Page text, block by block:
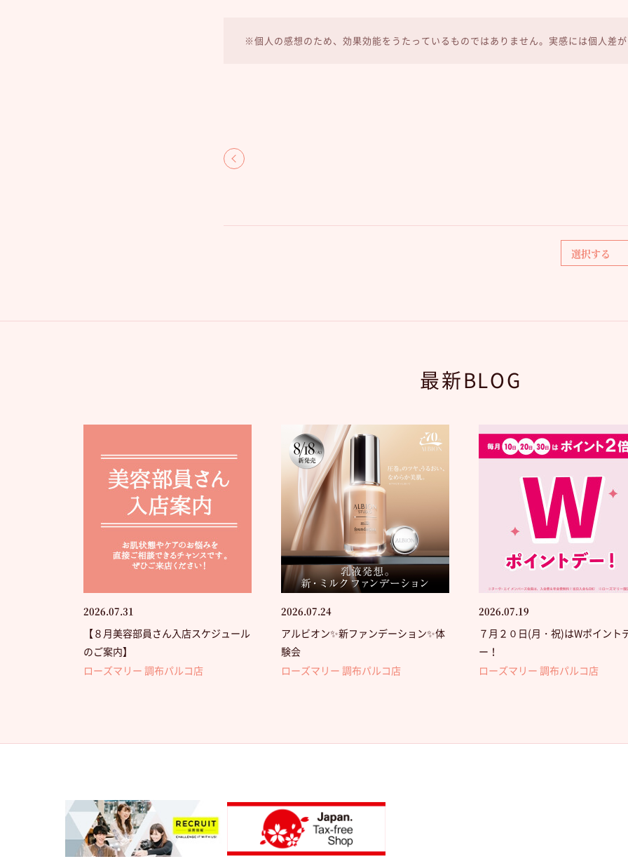
※個人の感想のため、効果効能をうたっているものではありません。実感には個人差が
最新BLOG
2026.07.31
【８月美容部員さん入店スケジュール
のご案内】
ローズマリー 調布パルコ店
2026.07.24
アルビオン✨新ファンデーション✨体
験会
ローズマリー 調布パルコ店
2026.07.19
７月２０日(月・祝)はWポイント
ー！
ローズマリー 調布パルコ店